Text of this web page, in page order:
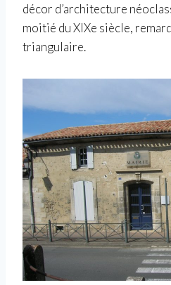
décor d’architecture
moitié du XIXe siècle,
triangulaire.